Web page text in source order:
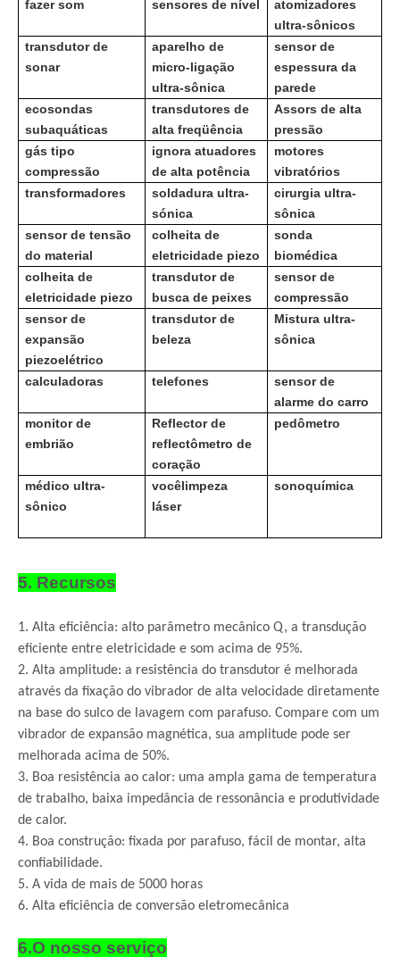
fazer som sensores de nível
atomizadores
ultra-sônicos
transdutor de
sonar
aparelho de
micro-ligação
ultra-sônica
sensor de
espessura da
parede
ecosondas
subaquáticas
transdutores de
alta freqüência
Assors de alta
pressão
gás tipo
compressão
ignora atuadores
de alta potência
motores
vibratórios
transformadores
soldadura ultra-
sónica
cirurgia ultra-
sônica
sensor de tensão
do material
colheita de
eletricidade piezo
sonda
biomédica
colheita de
eletricidade piezo
transdutor de
busca de peixes
sensor de
compressão
sensor de
expansão
piezoelétrico
transdutor de
beleza
Mistura ultra-
sônica
calculadoras telefones
sensor de
alarme do carro
monitor de
embrião
Reflector de
reflectômetro de
coração
pedômetro
médico ultra-
sônico
vocêlimpeza
láser
sonoquímica
5. Recursos
1. Alta eficiência: alto parâmetro mecânico Q, a transdução
eficiente entre eletricidade e som acima de 95%.
2. Alta amplitude: a resistência do transdutor é melhorada
através da fixação do vibrador de alta velocidade diretamente
na base do sulco de lavagem com parafuso. Compare com um
vibrador de expansão magnética, sua amplitude pode ser
melhorada acima de 50%.
3. Boa resistência ao calor: uma ampla gama de temperatura
de trabalho, baixa impedância de ressonância e produtividade
de calor.
4. Boa construção: fixada por parafuso, fácil de montar, alta
confiabilidade.
5. A vida de mais de 5000 horas
6. Alta eficiência de conversão eletromecânica
6.O nosso serviço